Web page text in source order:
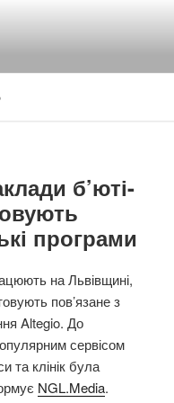
б’юті-
програми
на Львівщині,
пов’язане з
Altegio. До
сервісом
та клінік була
NGL.Media.